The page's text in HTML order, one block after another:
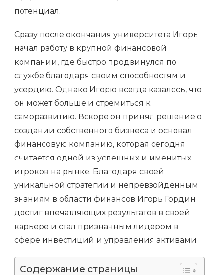
потенциал.
Сразу после окончания университета Игорь
начал работу в крупной финансовой
компании, где быстро продвинулся по
службе благодаря своим способностям и
усердию. Однако Игорю всегда казалось, что
он может больше и стремиться к
саморазвитию. Вскоре он принял решение о
создании собственного бизнеса и основал
финансовую компанию, которая сегодня
считается одной из успешных и именитых
игроков на рынке. Благодаря своей
уникальной стратегии и непревзойденным
знаниям в области финансов Игорь Гордин
достиг впечатляющих результатов в своей
карьере и стал признанным лидером в
сфере инвестиций и управления активами.
Содержание страницы